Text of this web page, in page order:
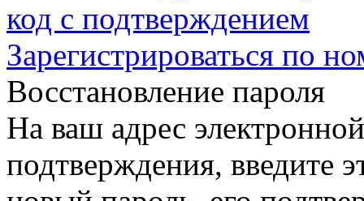
код с подтверждением
Зарегистрироваться по
Восстановление пароля
На ваш адрес
подтверждения, введите